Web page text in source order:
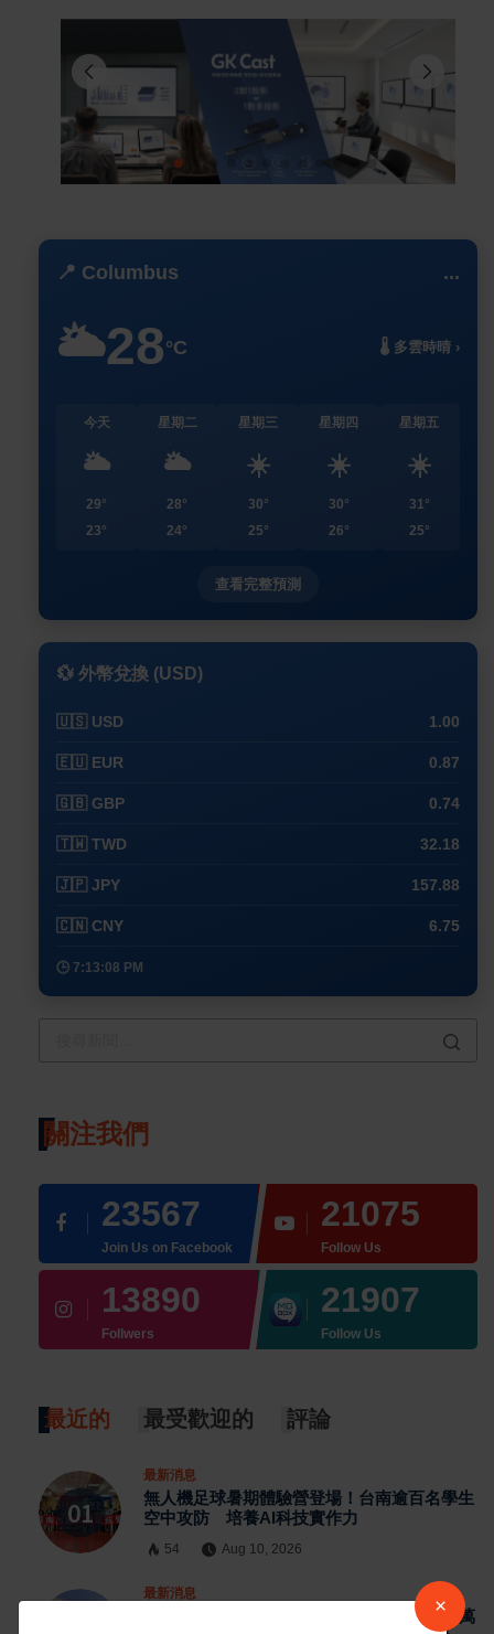
📍 Columbus ...
🌥️28°C 🌡️ 多雲時晴 ›
今天
🌥️
29°
23°
星期二
🌥️
28°
24°
星期三
☀️
30°
25°
星期四
☀️
30°
26°
星期五
☀️
31°
25°
查看完整預測
💱 外幣兌換 (USD)
🇺🇸 USD 1.00
🇪🇺 EUR 0.87
🇬🇧 GBP 0.74
🇹🇼 TWD 32.18
🇯🇵 JPY 157.88
🇨🇳 CNY 6.75
🕒 7:13:08 PM
關注我們
23567
Join Us on Facebook
21075
Follow Us
13890
Follwers
21907
Follow Us
最近的 最受歡迎的 評論
最新消息
無人機足球暑期體驗營登場！台南逾百名學生
空中攻防 培養AI科技實作力
54 Aug 10, 2026
最新消息
社會住宅政策引爭議 盧秀燕指中央社宅13萬
×